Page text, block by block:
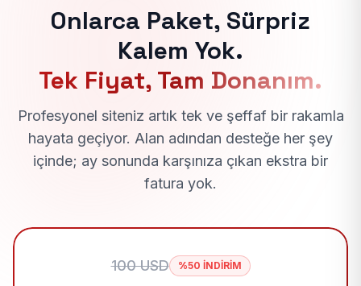
Onlarca Paket, Sürpriz
Kalem Yok.
Tek Fiyat, Tam Donanım.
Profesyonel siteniz artık tek ve şeffaf bir rakamla
hayata geçiyor. Alan adından desteğe her şey
içinde; ay sonunda karşınıza çıkan ekstra bir
fatura yok.
100 USD %50 İNDİRİM